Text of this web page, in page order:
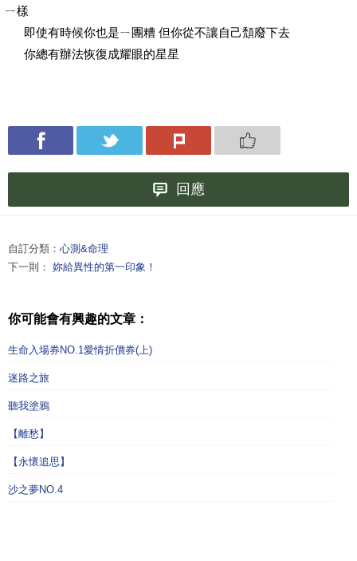
ㄧ樣
即使有時候你也是ㄧ團糟 但你從不讓自己頹廢下去
你總有辦法恢復成耀眼的星星
回應
自訂分類： 心測&命理
下一則： 妳給異性的第一印象！
你可能會有興趣的文章：
生命入場券NO.1愛情折價券(上)
迷路之旅
聽我塗鴉
【離愁】
【永懷追思】
沙之夢NO.4